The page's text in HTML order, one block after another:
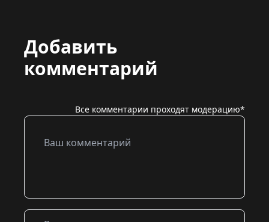
Добавить
комментарий
Все комментарии проходят модерацию*